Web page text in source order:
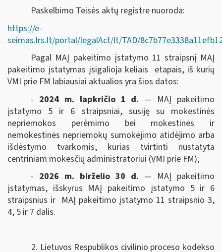
Paskelbimo Teisės aktų registre nuoroda:
https://e-
seimas.lrs.lt/portal/legalAct/lt/TAD/
Pagal MAĮ pakeitimo įstatymo 11 straipsnį MAĮ
pakeitimo įstatymas įsigalioja keliais etapais, iš kurių
VMI prie FM labiausiai aktualios yra šios datos:
- 2024 m. lapkričio 1 d. — MAĮ pakeitimo
įstatymo 5 ir 6 straipsniai, susiję su mokestinės
nepriemokos perėmimo bei mokestinės ir
nemokestinės nepriemokų sumokėjimo atidėjimo arba
išdėstymo tvarkomis, kurias tvirtinti nustatyta
centriniam mokesčių administratoriui (VMI prie FM);
- 2026 m. birželio 30 d. — MAĮ pakeitimo
įstatymas, išskyrus MAĮ pakeitimo įstatymo 5 ir 6
straipsnius ir MAĮ pakeitimo įstatymo 11 straipsnio 3,
4, 5 ir 7 dalis.
2. Lietuvos Respublikos civilinio proceso kodekso